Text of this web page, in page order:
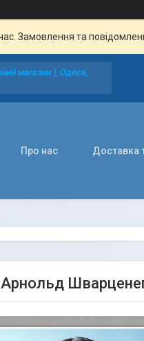
Замовлення та
магазин ), Одеса,
Про нас Доставка